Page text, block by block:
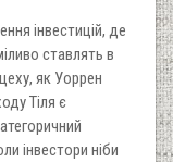
інвестицій, де
ставлять в
як Уоррен
Тіля є
інвестори ніби